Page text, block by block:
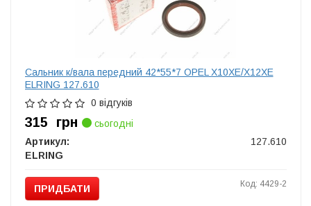
Сальник к/вала передний 42*55*7 OPEL X10XE/X12XE
ELRING 127.610
0 відгуків
315 грн
сьогодні
Артикул:
127.610
ELRING
ПРИДБАТИ Код: 4429-2